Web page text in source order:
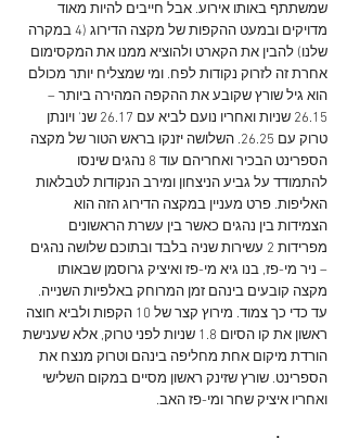
שמשתתף באותו אירוע. אבל חייבים להיות מאוד
מדויקים ובמעט ההקפות של מקצה הדירוג (4 במקרה
שלנו) להבין את הקארט ולהוציא ממנו את המקסימום
אחרת זה לזרוק נקודות לפח. ומי שמצליח יותר מכולם
הוא גיל שורץ שקובע את ההקפה המהירה ביותר –
26.15 שניות ואחריו נועם לביא עם 26.17 שנ' ויונתן
טרוק עם 26.25. השלושה יזנקו בראש הטור של מקצה
הספרינט הבכיר ואחריהם עוד 8 נהגים שינסו
להתמודד על גביע הניצחון ומירב הנקודות לטבלאות
האליפות. פרט מעניין במקצה הדירוג הזה הוא
הצמידות בין נהגים כאשר בין עשרת הראשונים
מפרידות 2 עשירות שניה בלבד ובתוכם שלושה נהגים
– ניר מי-פז, בנו גיא מי-פז ואיציק גרוסמן שבאותו
מקצה קובעים בינהם זמן המרוחק באלפיות השנייה.
עד כדי כך צמוד. מירוץ קצר של 10 הקפות ולביא חוצה
ראשון את קו הסיום 1.8 שניות לפני טרוק, אלא שענישת
הורדת מיקום אחת מחליפה בינהם וטרוק מנצח את
הספרינט. שורץ שזינק ראשון מסיים במקום השלישי
ואחריו איציק שחר ומי-פז האב.